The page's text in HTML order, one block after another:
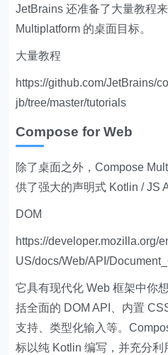
JetBrains 还准备了大量教程
Multiplatform 的桌面目标。
大量教程
https://github.com/JetBrains/
jb/tree/master/tutorials
Compose for Web
除了桌面之外，Compose
供了强大的声明式 Kotlin / JS
DOM
https://developer.mozilla.org/
US/docs/Web/API/
它具有现代化 Web 框架中你
括全面的 DOM API、内置
支持、类型化输入等。
标以纯 Kotlin 编写，并充分利